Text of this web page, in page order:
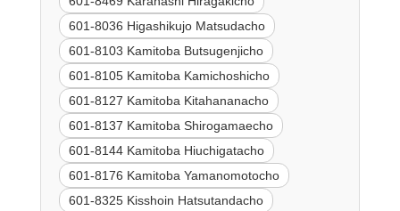
601-8036 Higashikujo Matsudacho
601-8103 Kamitoba Butsugenjicho
601-8105 Kamitoba Kamichoshicho
601-8127 Kamitoba Kitahananacho
601-8137 Kamitoba Shirogamaecho
601-8144 Kamitoba Hiuchigatacho
601-8176 Kamitoba Yamanomotocho
601-8325 Kisshoin Hatsutandacho